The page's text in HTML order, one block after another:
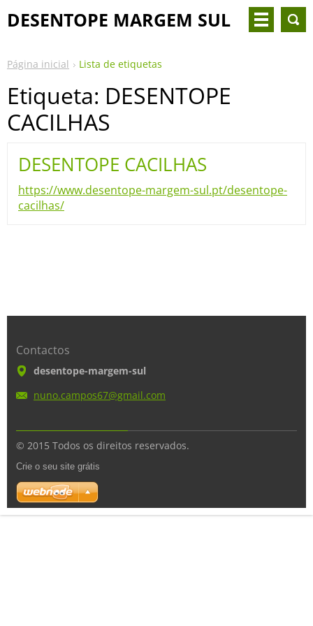
DESENTOPE MARGEM SUL
Página inicial Lista de etiquetas
Etiqueta: DESENTOPE
CACILHAS
DESENTOPE CACILHAS
https://www.desentope-margem-sul.pt/desentope-
cacilhas/
Contactos
desentope-margem-sul
nuno.campos67@gmail.com
© 2015 Todos os direitos reservados.
Crie o seu site grátis